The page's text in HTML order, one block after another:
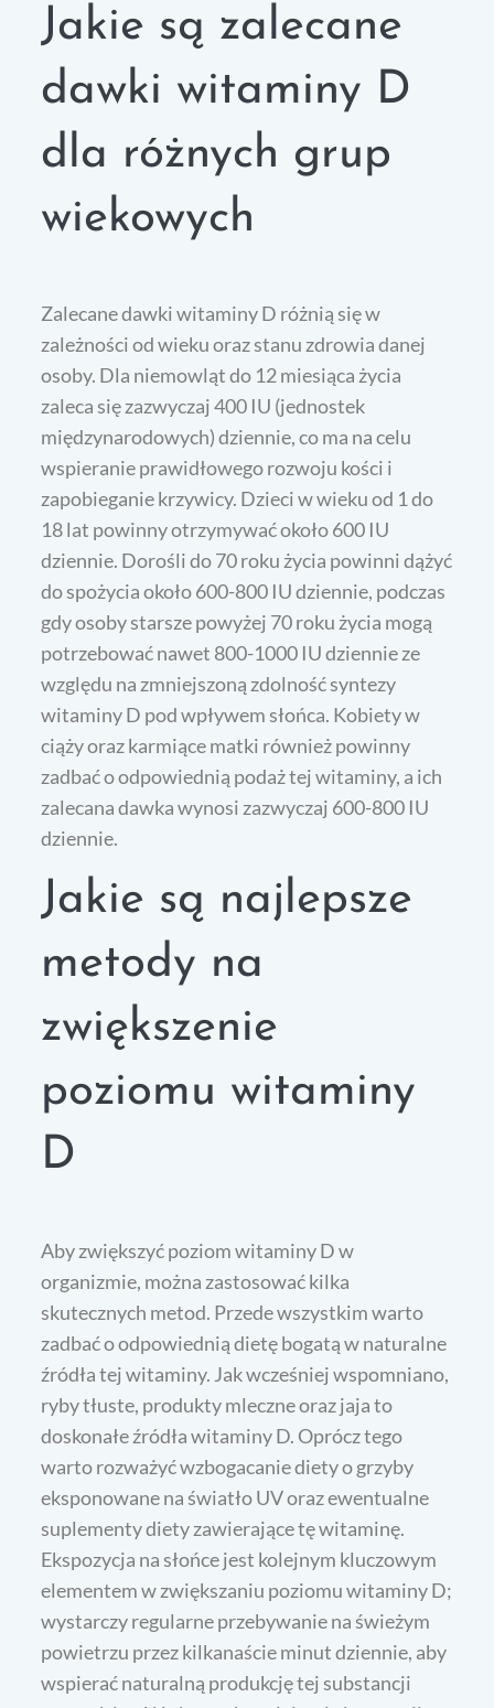
Jakie są zalecane
dawki witaminy D
dla różnych grup
wiekowych
Zalecane dawki witaminy D różnią się w
zależności od wieku oraz stanu zdrowia danej
osoby. Dla niemowląt do 12 miesiąca życia
zaleca się zazwyczaj 400 IU (jednostek
międzynarodowych) dziennie, co ma na celu
wspieranie prawidłowego rozwoju kości i
zapobieganie krzywicy. Dzieci w wieku od 1 do
18 lat powinny otrzymywać około 600 IU
dziennie. Dorośli do 70 roku życia powinni dążyć
do spożycia około 600-800 IU dziennie, podczas
gdy osoby starsze powyżej 70 roku życia mogą
potrzebować nawet 800-1000 IU dziennie ze
względu na zmniejszoną zdolność syntezy
witaminy D pod wpływem słońca. Kobiety w
ciąży oraz karmiące matki również powinny
zadbać o odpowiednią podaż tej witaminy, a ich
zalecana dawka wynosi zazwyczaj 600-800 IU
dziennie.
Jakie są najlepsze
metody na
zwiększenie
poziomu witaminy
D
Aby zwiększyć poziom witaminy D w
organizmie, można zastosować kilka
skutecznych metod. Przede wszystkim warto
zadbać o odpowiednią dietę bogatą w naturalne
źródła tej witaminy. Jak wcześniej wspomniano,
ryby tłuste, produkty mleczne oraz jaja to
doskonałe źródła witaminy D. Oprócz tego
warto rozważyć wzbogacanie diety o grzyby
eksponowane na światło UV oraz ewentualne
suplementy diety zawierające tę witaminę.
Ekspozycja na słońce jest kolejnym kluczowym
elementem w zwiększaniu poziomu witaminy D;
wystarczy regularne przebywanie na świeżym
powietrzu przez kilkanaście minut dziennie, aby
wspierać naturalną produkcję tej substancji